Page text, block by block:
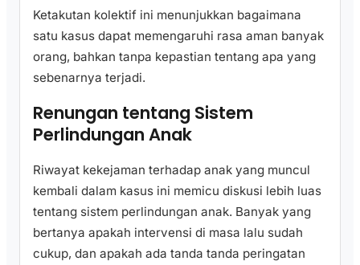
Ketakutan kolektif ini menunjukkan bagaimana
satu kasus dapat memengaruhi rasa aman banyak
orang, bahkan tanpa kepastian tentang apa yang
sebenarnya terjadi.
Renungan tentang Sistem
Perlindungan Anak
Riwayat kekejaman terhadap anak yang muncul
kembali dalam kasus ini memicu diskusi lebih luas
tentang sistem perlindungan anak. Banyak yang
bertanya apakah intervensi di masa lalu sudah
cukup, dan apakah ada tanda tanda peringatan